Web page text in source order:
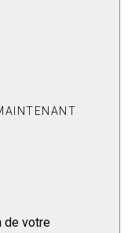
de votre